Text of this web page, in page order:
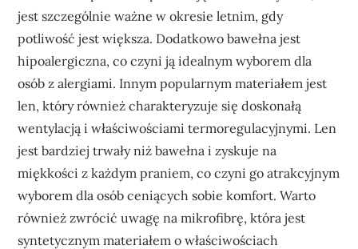
jest szczególnie ważne w okresie letnim, gdy
potliwość jest większa. Dodatkowo bawełna jest
hipoalergiczna, co czyni ją idealnym wyborem dla
osób z alergiami. Innym popularnym materiałem jest
len, który również charakteryzuje się doskonałą
wentylacją i właściwościami termoregulacyjnymi. Len
jest bardziej trwały niż bawełna i zyskuje na
miękkości z każdym praniem, co czyni go atrakcyjnym
wyborem dla osób ceniących sobie komfort. Warto
również zwrócić uwagę na mikrofibrę, która jest
syntetycznym materiałem o właściwościach